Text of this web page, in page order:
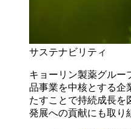
サステナビリティ
キョーリン製薬グルー
品事業を中核とする企
たすことで持続成長を
発展への貢献にも取り